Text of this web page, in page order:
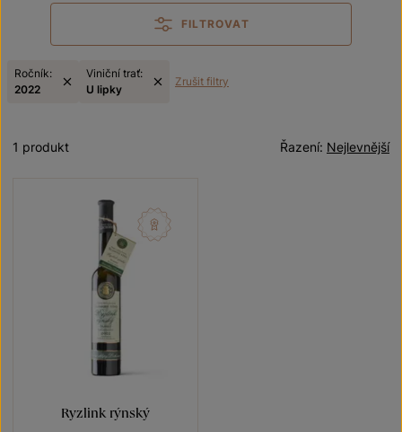
FILTROVAT
Ročník:
2022
Viniční trať:
U lipky
Zrušit filtry
Nejlevnější
Řazení:
1 produkt
Ryzlink rýnský